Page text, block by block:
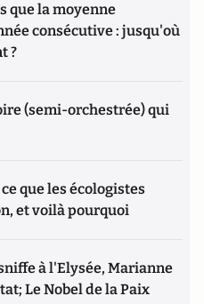
que la moyenne
consécutive : jusqu'où
?
(semi-orchestrée) qui
que les écologistes
et voilà pourquoi
à l'Elysée, Marianne
Le Nobel de la Paix